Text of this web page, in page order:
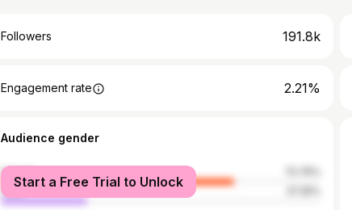
Followers 191.8k
Engagement rate 2.21%
Audience gender
female
male
Start a Free Trial to Unlock